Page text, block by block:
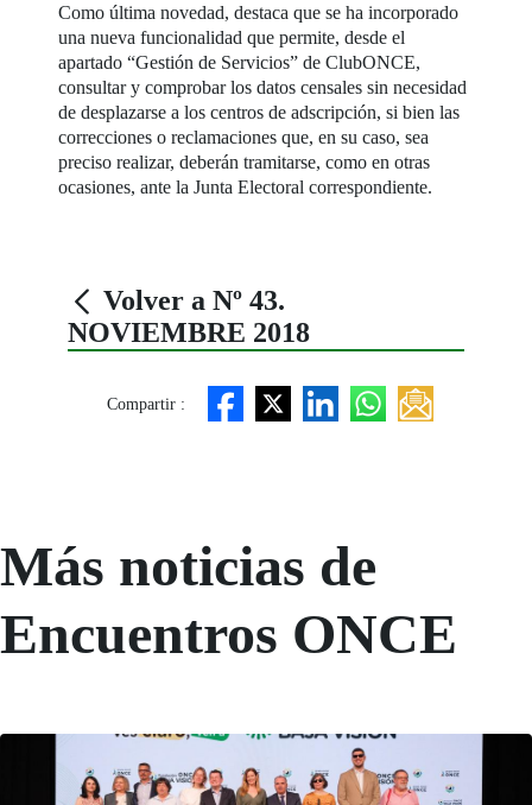
Como última novedad, destaca que se ha incorporado
una nueva funcionalidad que permite, desde el
apartado “Gestión de Servicios” de ClubONCE,
consultar y comprobar los datos censales sin necesidad
de desplazarse a los centros de adscripción, si bien las
correcciones o reclamaciones que, en su caso, sea
preciso realizar, deberán tramitarse, como en otras
ocasiones, ante la Junta Electoral correspondiente.
Volver a Nº 43.
NOVIEMBRE 2018
Compartir :
Más noticias de
Encuentros ONCE